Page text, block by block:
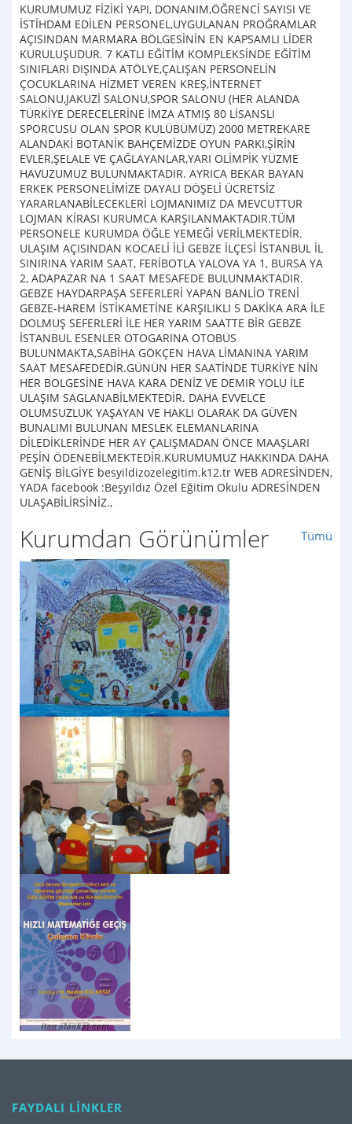
KURUMUMUZ FİZİKİ YAPI, DONANIM,ÖĞRENCİ SAYISI VE
İSTİHDAM EDİLEN PERSONEL,UYGULANAN PROĞRAMLAR
AÇISINDAN MARMARA BÖLGESİNİN EN KAPSAMLI LİDER
KURULUŞUDUR. 7 KATLI EĞİTİM KOMPLEKSİNDE EĞİTİM
SINIFLARI DIŞINDA ATÖLYE,ÇALIŞAN PERSONELİN
ÇOCUKLARINA HİZMET VEREN KREŞ,İNTERNET
SALONU,JAKUZİ SALONU,SPOR SALONU (HER ALANDA
TÜRKİYE DERECELERİNE İMZA ATMIŞ 80 LİSANSLI
SPORCUSU OLAN SPOR KULÜBÜMÜZ) 2000 METREKARE
ALANDAKİ BOTANİK BAHÇEMİZDE OYUN PARKI,ŞİRİN
EVLER,ŞELALE VE ÇAĞLAYANLAR,YARI OLİMPİK YÜZME
HAVUZUMUZ BULUNMAKTADIR. AYRICA BEKAR BAYAN
ERKEK PERSONELİMİZE DAYALI DÖŞELİ ÜCRETSİZ
YARARLANABİLECEKLERİ LOJMANIMIZ DA MEVCUTTUR
LOJMAN KİRASI KURUMCA KARŞILANMAKTADIR.TÜM
PERSONELE KURUMDA ÖĞLE YEMEĞİ VERİLMEKTEDİR.
ULAŞIM AÇISINDAN KOCAELİ İLİ GEBZE İLÇESİ İSTANBUL İL
SINIRINA YARIM SAAT, FERİBOTLA YALOVA YA 1, BURSA YA
2, ADAPAZAR NA 1 SAAT MESAFEDE BULUNMAKTADIR.
GEBZE HAYDARPAŞA SEFERLERİ YAPAN BANLİO TRENİ
GEBZE-HAREM İSTİKAMETİNE KARŞILIKLI 5 DAKİKA ARA İLE
DOLMUŞ SEFERLERİ İLE HER YARIM SAATTE BİR GEBZE
İSTANBUL ESENLER OTOGARINA OTOBÜS
BULUNMAKTA,SABİHA GÖKÇEN HAVA LİMANINA YARIM
SAAT MESAFEDEDİR.GÜNÜN HER SAATİNDE TÜRKİYE NİN
HER BOLGESİNE HAVA KARA DENİZ VE DEMIR YOLU İLE
ULAŞIM SAGLANABİLMEKTEDİR. DAHA EVVELCE
OLUMSUZLUK YAŞAYAN VE HAKLI OLARAK DA GÜVEN
BUNALIMI BULUNAN MESLEK ELEMANLARINA
DİLEDİKLERİNDE HER AY ÇALIŞMADAN ÖNCE MAAŞLARI
PEŞİN ÖDENEBİLMEKTEDİR.KURUMUMUZ HAKKINDA DAHA
GENİŞ BİLGİYE besyildizozelegitim.k12.tr WEB ADRESİNDEN,
YADA facebook :Beşyıldız Özel Eğitim Okulu ADRESİNDEN
ULAŞABİLİRSİNİZ.,
Kurumdan Görünümler Tümü
FAYDALI LİNKLER